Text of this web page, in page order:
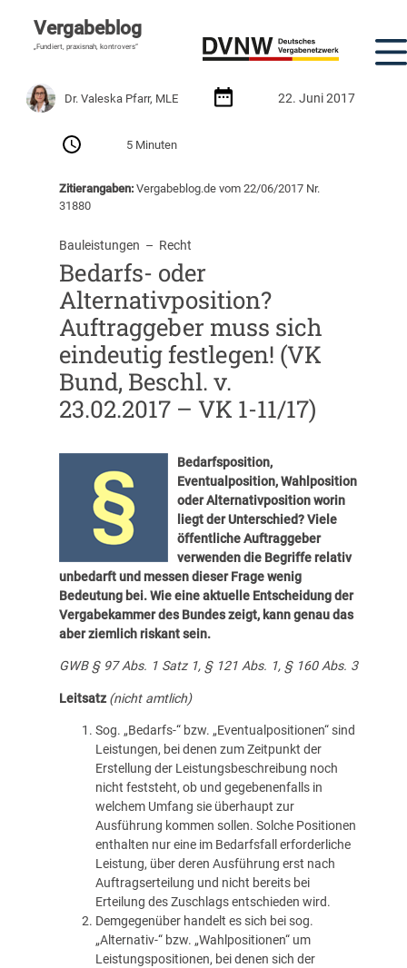
Vergabeblog
„Fundiert, praxisnah, kontrovers“
Dr. Valeska Pfarr, MLE 22. Juni 2017
5 Minuten
Zitierangaben:Vergabeblog.de vom 22/06/2017 Nr.
31880
Bauleistungen
  –
Recht
Bedarfs- oder
Alternativposition?
Auftraggeber muss sich
eindeutig festlegen! (VK
Bund, Beschl. v.
23.02.2017 – VK 1-11/17)
Bedarfsposition,
Eventualposition, Wahlposition
oder Alternativposition worin
liegt der Unterschied? Viele
öffentliche Auftraggeber
verwenden die Begriffe relativ
unbedarft und messen dieser Frage wenig
Bedeutung bei. Wie eine aktuelle Entscheidung der
Vergabekammer des Bundes zeigt, kann genau das
aber ziemlich riskant sein.
GWB § 97Abs. 1 Satz 1, § 121Abs. 1, § 160Abs. 3
Leitsatz (nicht amtlich)
Sog. „Bedarfs-“ bzw. „Eventualpositionen“ sind
Leistungen, bei denen zum Zeitpunkt der
Erstellung der Leistungsbeschreibung noch
nicht feststeht, ob und gegebenenfalls in
welchem Umfang sie überhaupt zur
Ausführung kommen sollen. Solche Positionen
enthalten nur eine im Bedarfsfall erforderliche
Leistung, über deren Ausführung erst nach
Auftragserteilung und nicht bereits bei
Erteilung des Zuschlags entschieden wird.
Demgegenüber handelt es sich bei sog.
„Alternativ-“ bzw. „Wahlpositionen“ um
Leistungspositionen, bei denen sich der